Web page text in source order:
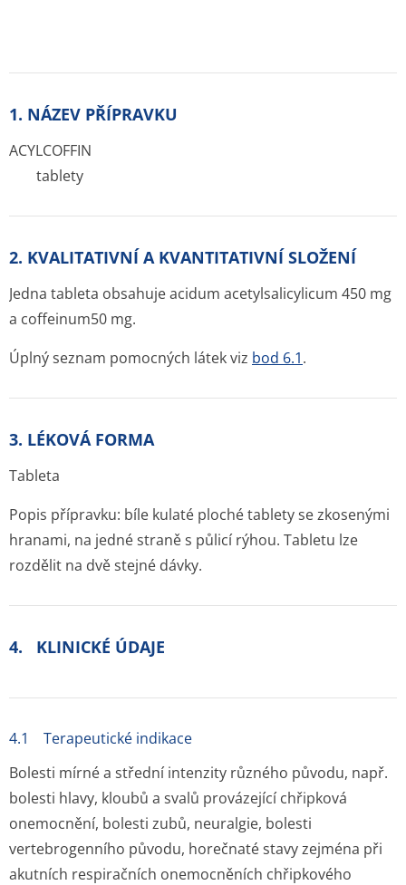
1. NÁZEV PŘÍPRAVKU
ACYLCOFFIN
tablety
2. KVALITATIVNÍ A KVANTITATIVNÍ SLOŽENÍ
Jedna tableta obsahuje acidum acetylsalicylicum 450 mg
a coffeinum50 mg.
Úplný seznam pomocných látek viz bod 6.1.
3. LÉKOVÁ FORMA
Tableta
Popis přípravku: bíle kulaté ploché tablety se zkosenými
hranami, na jedné straně s půlicí rýhou. Tabletu lze
rozdělit na dvě stejné dávky.
4. KLINICKÉ ÚDAJE
4.1 Terapeutické indikace
Bolesti mírné a střední intenzity různého původu, např.
bolesti hlavy, kloubů a svalů provázející chřipková
onemocnění, bolesti zubů, neuralgie, bolesti
vertebrogenního původu, horečnaté stavy zejména při
akutních respiračních onemocněních chřipkového